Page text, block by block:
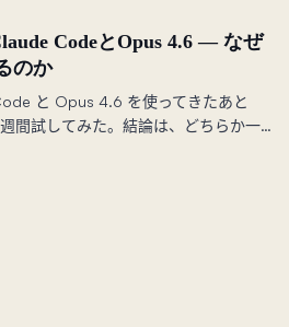
り少ないコストでより良いアウトプ
CodeとOpus 4.6 — なぜ
のか
と Opus 4.6 を使ってきたあと
間試してみた。結論は、どちらか一